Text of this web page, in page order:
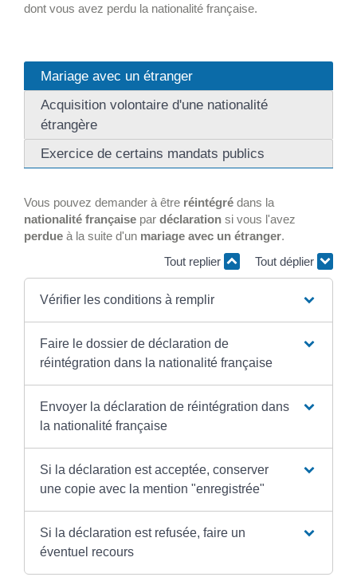
dont vous avez perdu la nationalité française.
Mariage avec un étranger
Acquisition volontaire d'une nationalité
étrangère
Exercice de certains mandats publics
Vous pouvez demander à être réintégré dans la
nationalité française par déclaration si vous l'avez
perdue à la suite d'un mariage avec un étranger.
Tout replier
Tout déplier
Vérifier les conditions à remplir
Faire le dossier de déclaration de
réintégration dans la nationalité française
Envoyer la déclaration de réintégration dans
la nationalité française
Si la déclaration est acceptée, conserver
une copie avec la mention "enregistrée"
Si la déclaration est refusée, faire un
éventuel recours